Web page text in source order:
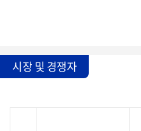
시장 및 경쟁자